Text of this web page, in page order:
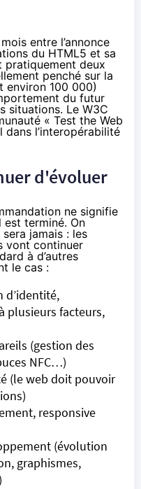
entre l’annonce
du HTML5 et sa
deux
penché sur la
environ 100 000)
du futur
situations. Le W3C
« Test the Web
dans l’interopérabilité
d'évoluer
ne signifie
terminé. On
jamais : les
vont continuer
à d’autres
le cas :
d’identité,
plusieurs facteurs,
(gestion des
NFC…)
(le web doit pouvoir
responsive
(évolution
graphismes,